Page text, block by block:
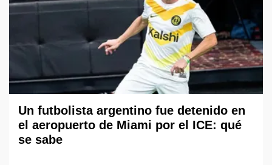
Un futbolista argentino fue detenido en
el aeropuerto de Miami por el ICE: qué
se sabe